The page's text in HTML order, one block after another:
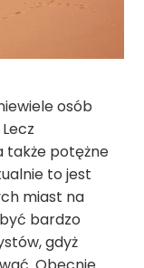
osób
także potężne
to jest
miast na
bardzo
gdyż